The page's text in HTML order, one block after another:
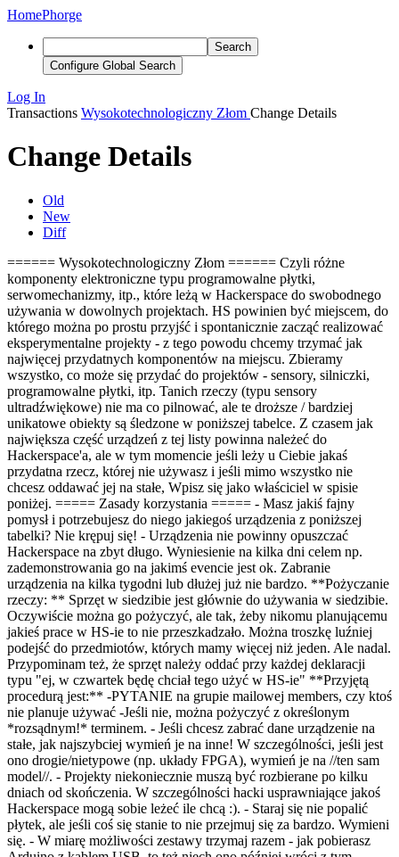
HomePhorge
Search
Configure Global Search
Log In
Transactions Wysokotechnologiczny Złom Change Details
Change Details
Old
New
Diff
====== Wysokotechnologiczny Złom ====== Czyli różne
komponenty elektroniczne typu programowalne płytki,
serwomechanizmy, itp., które leżą w Hackerspace do swobodnego
używania w dowolnych projektach. HS powinien być miejscem, do
którego można po prostu przyjść i spontanicznie zacząć realizować
eksperymentalne projekty - z tego powodu chcemy trzymać jak
najwięcej przydatnych komponentów na miejscu. Zbieramy
wszystko, co może się przydać do projektów - sensory, silniczki,
programowalne płytki, itp. Tanich rzeczy (typu sensory
ultradźwiękowe) nie ma co pilnować, ale te droższe / bardziej
unikatowe obiekty są śledzone w poniższej tabelce. Z czasem jak
największa część urządzeń z tej listy powinna należeć do
Hackerspace'a, ale w tym momencie jeśli leży u Ciebie jakaś
przydatna rzecz, której nie używasz i jeśli mimo wszystko nie
chcesz oddawać jej na stałe, Wpisz się jako właściciel w spisie
poniżej. ===== Zasady korzystania ===== - Masz jakiś fajny
pomysł i potrzebujesz do niego jakiegoś urządzenia z poniższej
tabelki? Nie krępuj się! - Urządzenia nie powinny opuszczać
Hackerspace na zbyt długo. Wyniesienie na kilka dni celem np.
zademonstrowania go na jakimś evencie jest ok. Zabranie
urządzenia na kilka tygodni lub dłużej już nie bardzo. **Pożyczanie
rzeczy: ** Sprzęt w siedzibie jest głównie do używania w siedzibie.
Oczywiście można go pożyczyć, ale tak, żeby nikomu planującemu
jakieś prace w HS-ie to nie przeszkadzało. Można troszkę luźniej
podejść do przedmiotów, których mamy więcej niż jeden. Ale nadal.
Przypominam też, że sprzęt należy oddać przy każdej deklaracji
typu "ej, w czwartek będę chciał tego użyć w HS-ie" **Przyjętą
procedurą jest:** -PYTANIE na grupie mailowej members, czy ktoś
nie planuje używać -Jeśli nie, można pożyczyć z określonym
*rozsądnym!* terminem. - Jeśli chcesz zabrać dane urządzenie na
stałe, jak najszybciej wymień je na inne! W szczególności, jeśli jest
ono drogie/nietypowe (np. układy FPGA), wymień je na //ten sam
model//. - Projekty niekoniecznie muszą być rozbierane po kilku
dniach od skończenia. W szczególności hacki usprawniające jakoś
Hackerspace mogą sobie leżeć ile chcą :). - Staraj się nie popalić
płytek, ale jeśli coś się stanie to nie przejmuj się za bardzo. Wymieni
się. - W miarę możliwości zestawy trzymaj razem - jak pobierasz